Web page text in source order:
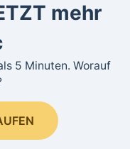
mehr
5 Minuten. Worauf